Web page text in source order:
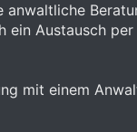
anwaltliche
ein Austausch
mit einem